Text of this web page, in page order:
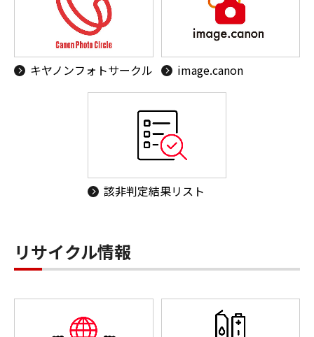
キヤノンフォトサークル image.canon
該非判定結果リスト
リサイクル情報